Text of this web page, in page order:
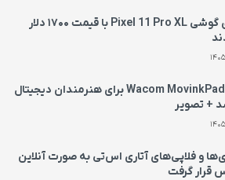
جعبه‌های گوشی Pixel 11 Pro XL با قیمت ۱۷۰۰ دلار
تبلت Wacom MovinkPad 11 برای هنرمندان دیجیتال
+ تصویر
و فلاپی‌های آتاری اس‌تی به‌ صورت آنلاین
قرار گرفت